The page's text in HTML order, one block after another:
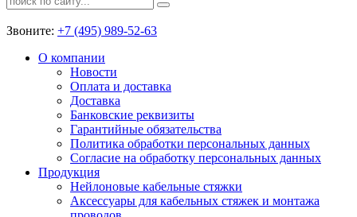
Звоните: +7 (495) 989-52-63
О компании
Новости
Оплата и доставка
Доставка
Банковские реквизиты
Гарантийные обязательства
Политика обработки персональных данных
Согласие на обработку персональных данных
Продукция
Нейлоновые кабельные стяжки
Аксессуары для кабельных стяжек и монтажа